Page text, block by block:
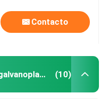
Contacto
Productos químicos para galvanoplastia (10)